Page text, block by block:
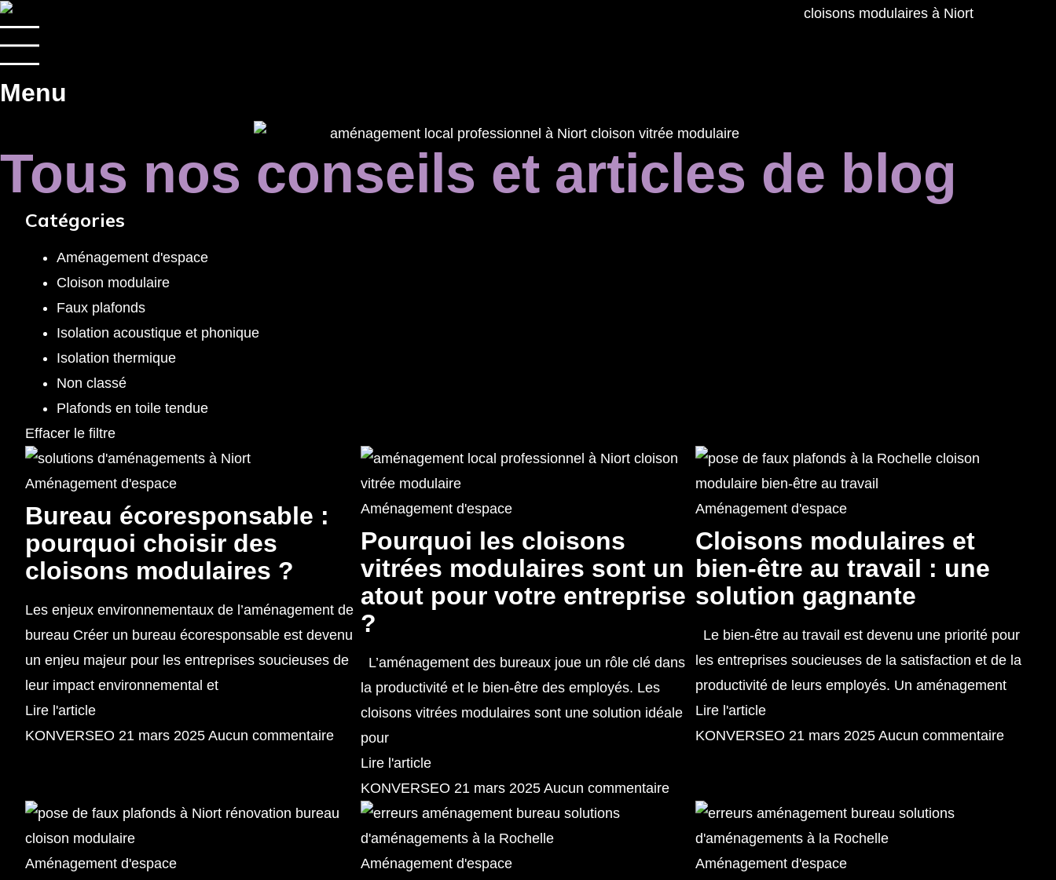
Menu
Tous nos conseils et articles de blog
Catégories
Aménagement d'espace
Cloison modulaire
Faux plafonds
Isolation acoustique et phonique
Isolation thermique
Non classé
Plafonds en toile tendue
Effacer le filtre
Aménagement d'espace
Bureau écoresponsable :
pourquoi choisir des
cloisons modulaires ?
Les enjeux environnementaux de l’aménagement de
bureau Créer un bureau écoresponsable est devenu
un enjeu majeur pour les entreprises soucieuses de
leur impact environnemental et
Lire l'article
KONVERSEO 21 mars 2025 Aucun commentaire
Aménagement d'espace
Pourquoi les cloisons
vitrées modulaires sont un
atout pour votre entreprise
?
L’aménagement des bureaux joue un rôle clé dans
la productivité et le bien-être des employés. Les
cloisons vitrées modulaires sont une solution idéale
pour
Lire l'article
KONVERSEO 21 mars 2025 Aucun commentaire
Aménagement d'espace
Cloisons modulaires et
bien-être au travail : une
solution gagnante
Le bien-être au travail est devenu une priorité pour
les entreprises soucieuses de la satisfaction et de la
productivité de leurs employés. Un aménagement
Lire l'article
KONVERSEO 21 mars 2025Aucun commentaire
Aménagement d'espace Aménagement d'espace Aménagement d'espace
Panneau de gestion des cookies